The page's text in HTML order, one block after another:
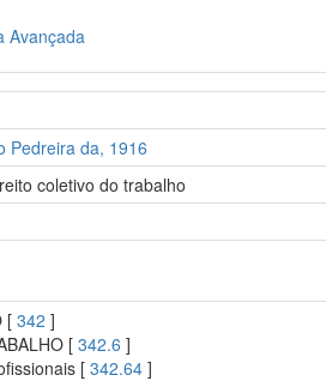
Avançada
Pedreira da, 1916
coletivo do trabalho
[342 ]
[342.6 ]
[342.64 ]